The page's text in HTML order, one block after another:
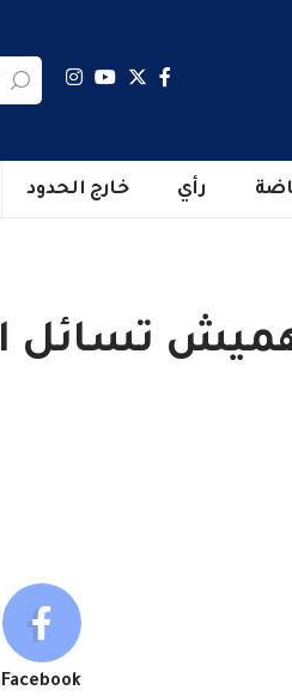
رأي خارج الحدود
تسائل
Facebook